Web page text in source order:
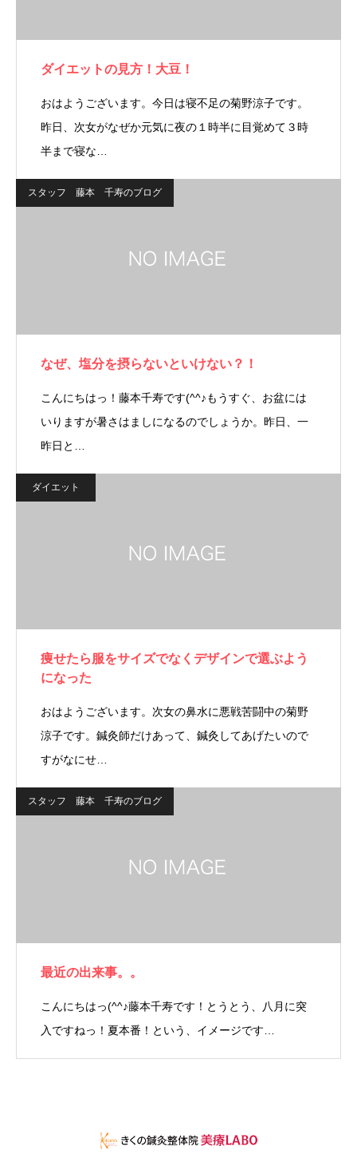
ダイエットの見方！大豆！
おはようございます。今日は寝不足の菊野涼子です。
昨日、次女がなぜか元気に夜の１時半に目覚めて３時
半まで寝な…
スタッフ 藤本 千寿のブログ
なぜ、塩分を摂らないといけない？！
こんにちはっ！藤本千寿です(^^♪もうすぐ、お盆には
いりますが暑さはましになるのでしょうか。昨日、一
昨日と…
ダイエット
痩せたら服をサイズでなくデザインで選ぶよう
になった
おはようございます。次女の鼻水に悪戦苦闘中の菊野
涼子です。鍼灸師だけあって、鍼灸してあげたいので
すがなにせ…
スタッフ 藤本 千寿のブログ
最近の出来事。。
こんにちはっ(^^♪藤本千寿です！とうとう、八月に突
入ですねっ！夏本番！という、イメージです…